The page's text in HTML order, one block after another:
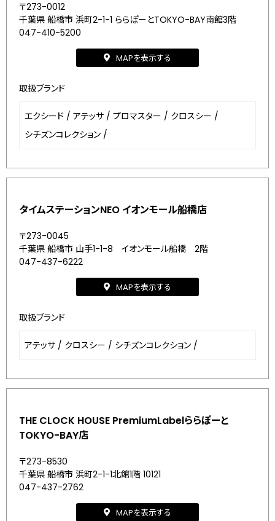
〒273-0012
千葉県 船橋市 浜町2-1-1 ららぽーとTOKYO-BAY南館3階
047-410-5200
MAPを表示する
取扱ブランド
エクシード / アテッサ / プロマスター / クロスシー /
シチズンコレクション /
タイムステーションNEO イオンモール船橋店
〒273-0045
千葉県 船橋市 山手1-1-8 イオンモール船橋 2階
047-437-6222
MAPを表示する
取扱ブランド
アテッサ / クロスシー / シチズンコレクション /
THE CLOCK HOUSE PremiumLabelららぽーと
TOKYO-BAY店
〒273-8530
千葉県 船橋市 浜町2-1-1北館1階 10121
047-437-2762
MAPを表示する